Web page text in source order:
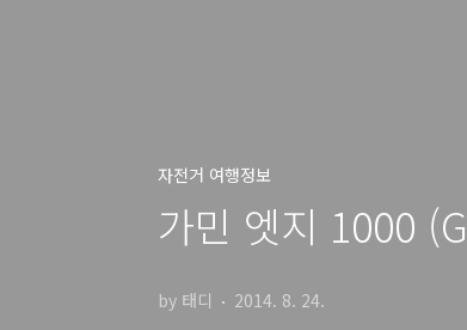
자전거 여행정보
가민 엣지 1000
by 태디 2014. 8. 24.